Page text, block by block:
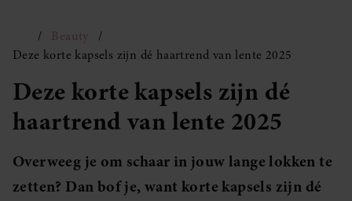
Beauty
Deze korte kapsels zijn dé haartrend van lente 2025
Deze korte kapsels zijn dé
haartrend van lente 2025
Overweeg je om schaar in jouw lange lokken te
zetten? Dan bof je, want korte kapsels zijn dé